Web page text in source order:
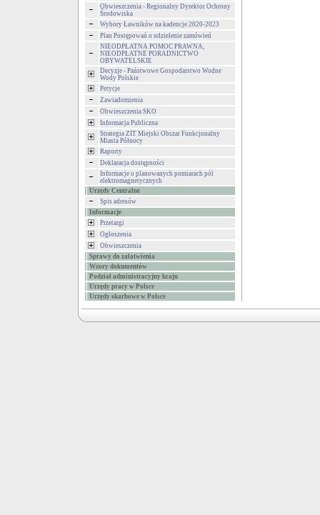
Obwieszczenia - Regionalny Dyrektor Ochrony
Środowiska
Wybory Ławników na kadencje 2020-2023
Plan Postępowań o udzielenie zamówień
NIEODPŁATNA POMOC PRAWNA,
NIEODPŁATNE PORADNICTWO
OBYWATELSKIE
Decyzje - Państwowe Gospodarstwo Wodne
Wody Polskie
Petycje
Zawiadomienia
Obwieszczenia SKO
Informacja Publiczna
Strategia ZIT Miejski Obszar Funkcjonalny
Miasta Północy
Raporty
Deklaracja dostępności
Informacje o planowanych pomiarach pól
elektromagnetycznych
Urzędy Centralne
Spis adresów
Informacje
Przetargi
Ogłoszenia
Obwieszczenia
Sprawy do załatwienia
Wzory dokumentów
Podział administracyjny kraju
Urzędy pracy w Polsce
Urzędy skarbowe w Polsce